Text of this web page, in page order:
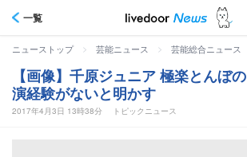
一覧
ニューストップ > 芸能ニュース > 芸能総合ニュース
【画像】千原ジュニア 極楽とんぼ
演経験がないと明かす
2017年4月3日 13時38分 トピックニュース